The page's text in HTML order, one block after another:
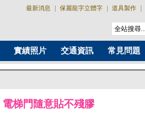
最新消息 保麗龍字立體字 道具製作
實績照片 交通資訊 常見問題
電梯門隨意貼不殘膠